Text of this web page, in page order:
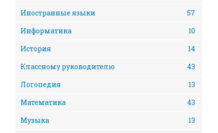
Иностранные языки
57
Информатика
10
История
14
Классному руководителю
43
Логопедия
13
Математика
43
Музыка
13